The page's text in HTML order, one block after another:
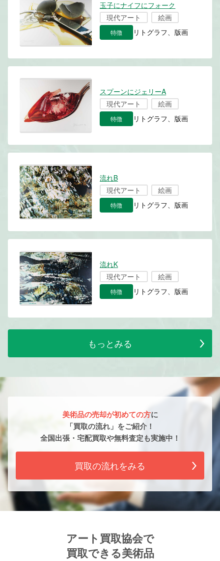
玉子にナイフにフォーク
現代アート
絵画
特徴 リトグラフ、版画
スプーンにジェリーA
現代アート
絵画
特徴 リトグラフ、版画
流れB
現代アート
絵画
特徴 リトグラフ、版画
流れK
現代アート
絵画
特徴 リトグラフ、版画
もっとみる
美術品の売却が初めての方に
「買取の流れ」をご紹介！
全国出張・宅配買取や無料査定も実施中！
買取の流れをみる
アート買取協会で
買取できる美術品